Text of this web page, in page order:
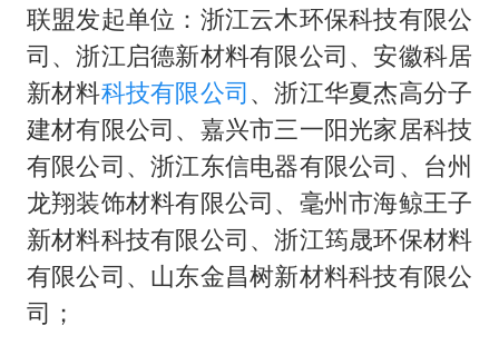
U17国足点球大战淘汰河床晋级决赛
“新疆阿勒泰八月能滑雪”不实
79岁老人被城管撞倒后离世案一审开庭
夯实基础开新局
联盟发起单位：浙江云木环保科技有限公
司、浙江启德新材料有限公司、安徽科居
新材料科技有限公司、浙江华夏杰高分子
建材有限公司、嘉兴市三一阳光家居科技
有限公司、浙江东信电器有限公司、台州
龙翔装饰材料有限公司、毫州市海鲸王子
新材料科技有限公司、浙江筠晟环保材料
有限公司、山东金昌树新材料科技有限公
司；